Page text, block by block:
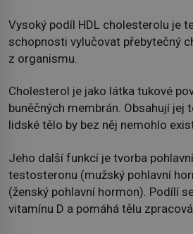
Vysoký podíl HDL cholesterolu je
schopnosti vylučovat přebytečný
z organismu.
Cholesterol je jako látka tukové
buněčných membrán. Obsahují jej
lidské tělo by bez něj nemohlo
Jeho další funkcí je tvorba
testosteronu (mužský pohlavní
(ženský pohlavní hormon). Podílí
vitamínu D a pomáhá tělu